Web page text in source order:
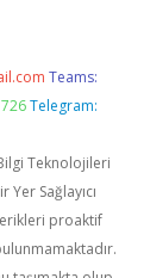
Teams:
Telegram:
Teknolojileri
Sağlayıcı
proaktif